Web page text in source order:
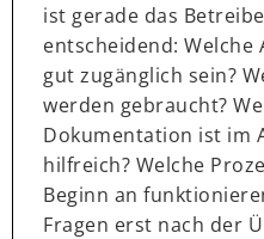
ist gerade das
entscheidend: Welche
gut zugänglich sein?
werden gebraucht?
Dokumentation ist im
hilfreich? Welche
Beginn an
Fragen erst nach der